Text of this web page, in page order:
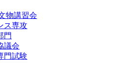
物講習会
ス専攻
門
議会
門試験